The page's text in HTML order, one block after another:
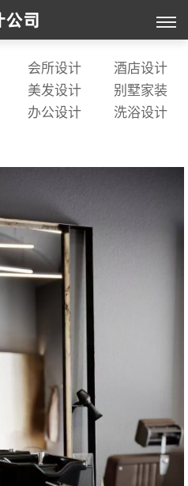
会所设计
酒店设计
美发设计
别墅家装
办公设计
洗浴设计